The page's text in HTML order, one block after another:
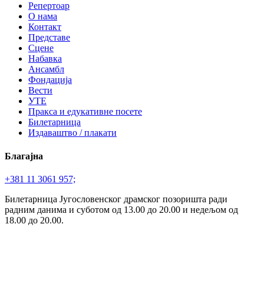
Репертоар
О нама
Контакт
Представе
Сцене
Набавка
Ансамбл
Фондација
Вести
УТЕ
Пракса и едукативне посете
Билетарница
Издаваштво / плакати
Благајна
+381 11 3061 957;
Билетарница Југословенског драмског позоришта ради
радним данима и суботом од 13.00 до 20.00 и недељом од
18.00 до 20.00.